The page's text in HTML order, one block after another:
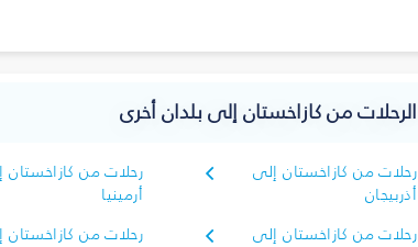
الرحلات من كازاخستان إلى بلدان أخرى
رحلات من كازاخستان إلى
أذربيجان
رحلات من كازاخستان
أرمينيا
رحلات من كازاخستان إلى
رحلات من كازاخستان